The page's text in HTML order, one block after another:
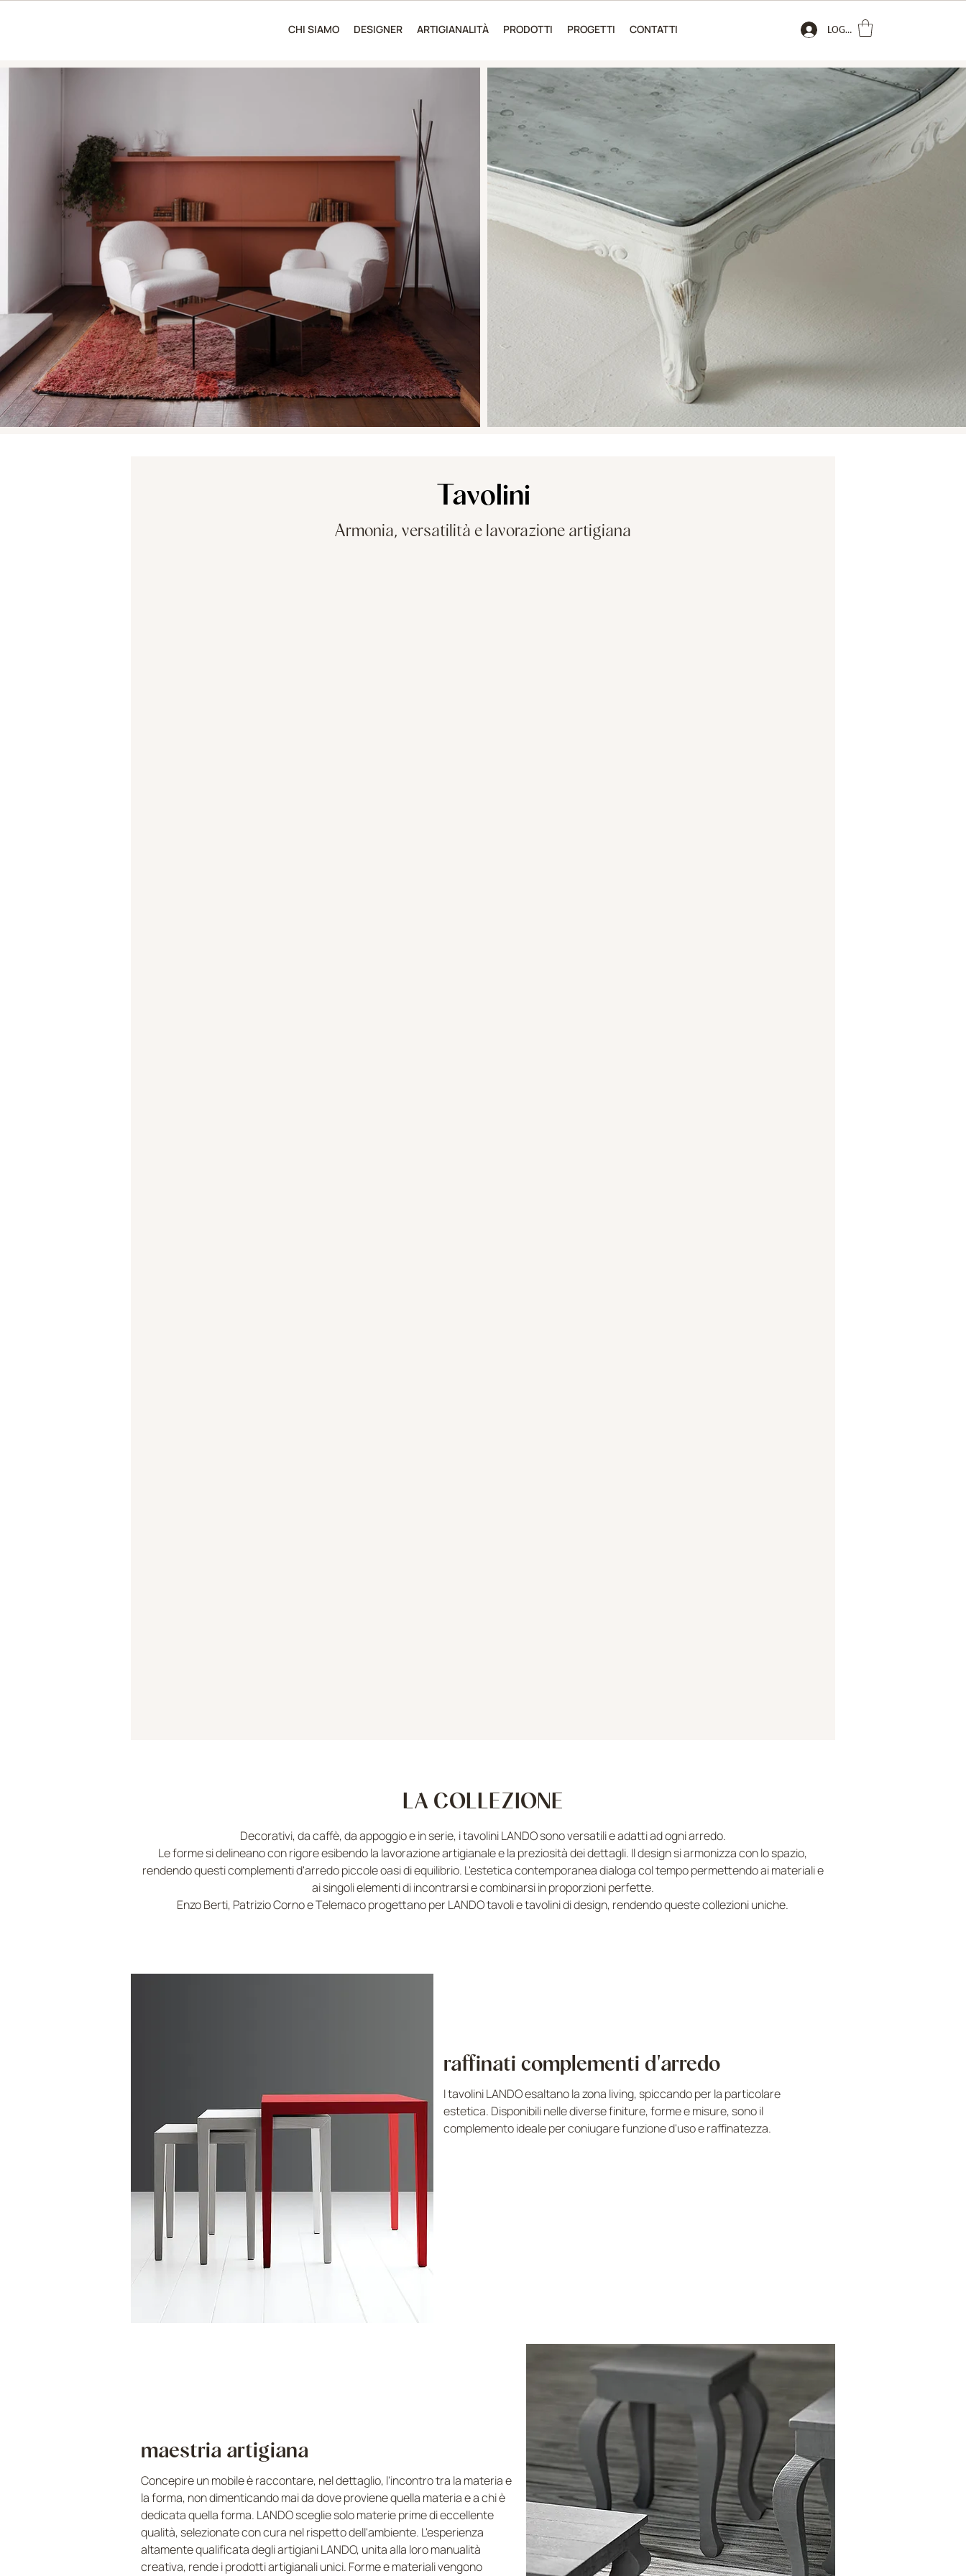
CHI SIAMO DESIGNER ARTIGIANALITÀ PRODOTTI PROGETTI CONTATTI LOGIN
Tavolini
Armonia, versatilità e lavorazione artigiana
LA COLLEZIONE
Decorativi, da caffè, da appoggio e in serie, i tavolini LANDO sono versatili e adatti ad ogni arredo.
Le forme si delineano con rigore esibendo la lavorazione artigianale e la preziosità dei dettagli. Il design si armonizza con lo spazio,
rendendo questi complementi d'arredo piccole oasi di equilibrio. L'estetica contemporanea dialoga col tempo permettendo ai materiali e
ai singoli elementi di incontrarsi e combinarsi in proporzioni perfette.
Enzo Berti, Patrizio Corno e Telemaco progettano per LANDO tavoli e tavolini di design, rendendo queste collezioni uniche.
raffinati complementi d'arredo
I tavolini LANDO esaltano la zona living, spiccando per la particolare
estetica. Disponibili nelle diverse finiture, forme e misure, sono il
complemento ideale per coniugare funzione d'uso e raffinatezza.
maestria artigiana
Concepire un mobile è raccontare, nel dettaglio, l'incontro tra la materia e
la forma, non dimenticando mai da dove proviene quella materia e a chi è
dedicata quella forma. LANDO sceglie solo materie prime di eccellente
qualità, selezionate con cura nel rispetto dell'ambiente. L'esperienza
altamente qualificata degli artigiani LANDO, unita alla loro manualità
creativa, rende i prodotti artigianali unici. Forme e materiali vengono